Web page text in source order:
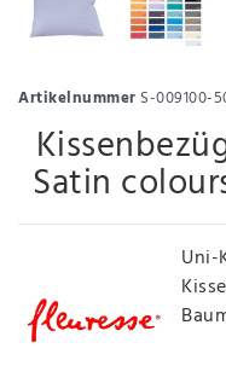
Artikelnummer S-009100-
Satin
Uni-